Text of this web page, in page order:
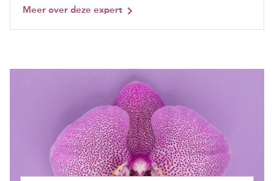
Meer over deze expert